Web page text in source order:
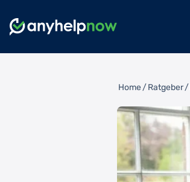
Home/Ratgeber/